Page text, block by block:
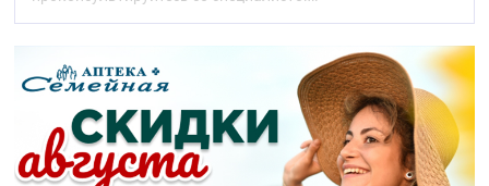
рацементола в системном кровотоке
незначительна. Метилсалицилат при наружном
неизменённую кожу, при этом анальгезирующая
концентрация в системном кровотоке не
достигается. Действие только местное. Вывод
салицилатов осуществляется главным образом
почками, скорость выведения зависит от
плазматической концентрации и pH мочи.